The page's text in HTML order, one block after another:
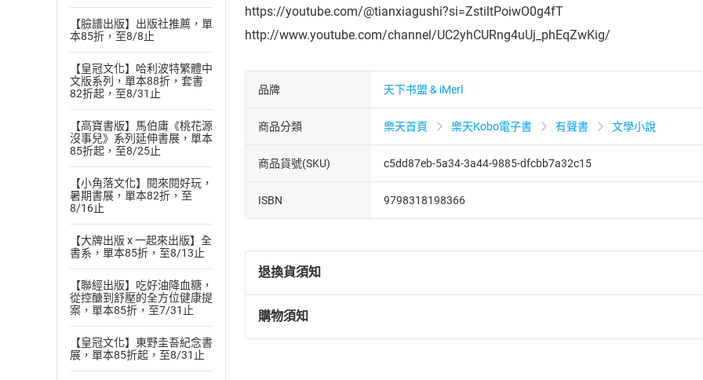
【臉譜出版】出版社推薦，單
本85折，至8/8止
【皇冠文化】哈利波特繁體中
文版系列，單本88折，套書
82折起，至8/31止
【高寶書版】馬伯庸《桃花源
沒事兒》系列延伸書展，單本
85折起，至8/25止
【小角落文化】閱來閱好玩，
暑期書展，單本82折，至
8/16止
【大牌出版 x 一起來出版】全
書系，單本85折，至8/13止
【聯經出版】吃好油降血糖，
從控醣到舒壓的全方位健康提
案，單本85折，至7/31止
【皇冠文化】東野圭吾紀念書
展，單本85折起，至8/31止
https://youtube.com/@tianxiagushi?si=ZstiltPoiwO0g4fT
http://www.youtube.com/channel/UC2yhCURng4uUj_phEqZwKig/
品牌 天下书盟 & iMerl
商品分類 樂天首頁 樂天Kobo電子書 有聲書 文學小說
商品貨號(SKU) c5dd87eb-5a34-3a44-9885-dfcbb7a32c15
ISBN 9798318198366
退換貨須知
退換貨規定：
(一)依消費者保護法第19條第1項後段暨通訊交易解除權合理例外情事適用
購物須知